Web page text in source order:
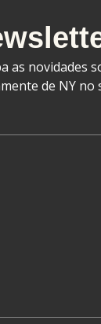
as novidades
de NY no